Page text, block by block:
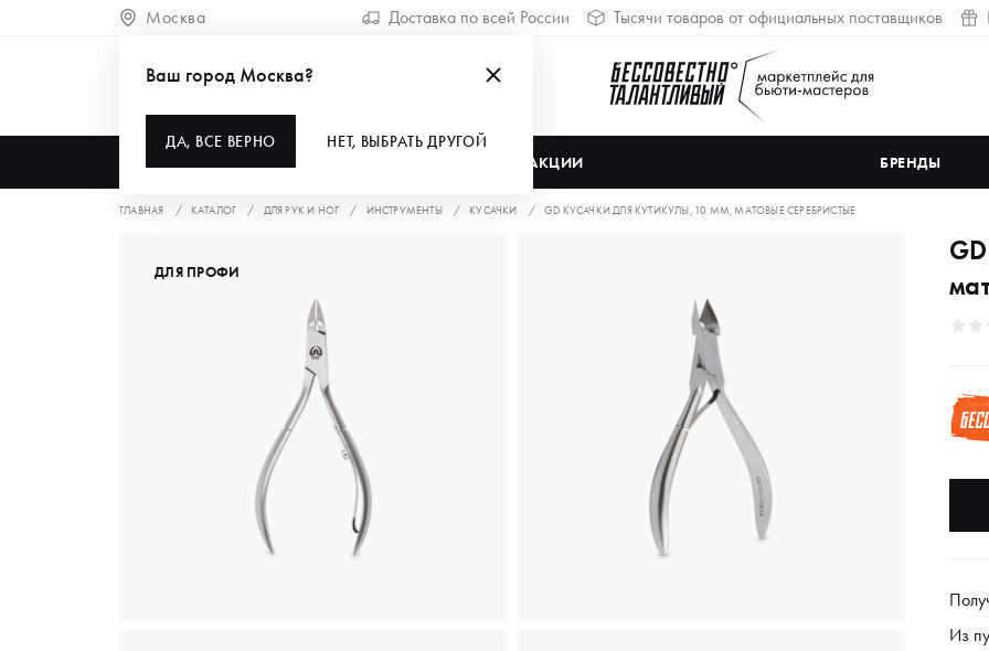
Москва Доставка по всей России Тысячи товаров от официальных поставщиков
АКЦИИ БРЕНДЫ
Ваш город Москва?
ДА, ВСЕ ВЕРНО НЕТ, ВЫБРАТЬ ДРУГОЙ
ГЛАВНАЯ КАТАЛОГ ДЛЯ РУК И НОГ ИНСТРУМЕНТЫ КУСАЧКИ GD КУСАЧКИ ДЛЯ КУТИКУЛЫ, 10 ММ, МАТОВЫЕ СЕРЕБРИСТЫЕ
ДЛЯ ПРОФИ
Из